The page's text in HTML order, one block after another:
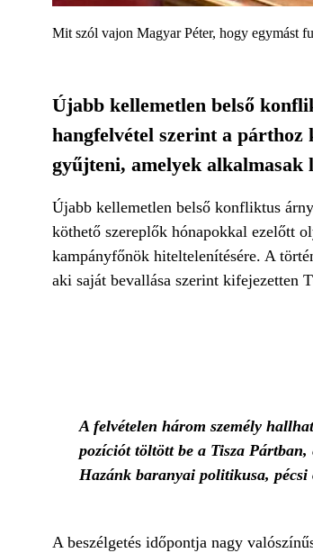
Mit szól vajon Magyar Péter, hogy egymást
Újabb kellemetlen belső
hangfelvétel szerint a
gyűjteni, amelyek
Újabb kellemetlen belső konfliktus
köthető szereplők hónapokkal ezelőtt
kampányfőnök hiteltelenítésére. A
aki saját bevallása szerint kifejezetten
A felvételen három személy
pozíciót töltött be a Tisza
Hazánk baranyai politikusa, pécsi
A beszélgetés időpontja nagy